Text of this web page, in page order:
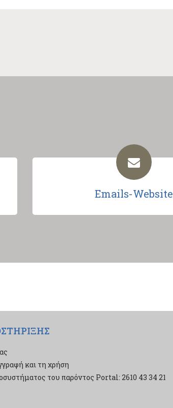
Emails-Website
και τη χρήση
του παρόντος Portal: 2610 43 34 21